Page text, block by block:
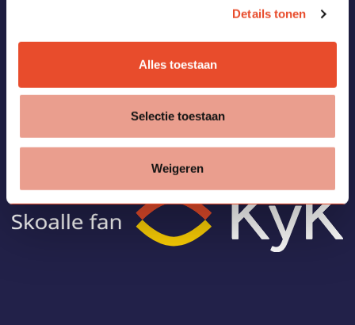
Details tonen
Alles toestaan
Selectie toestaan
Weigeren
8531 BW Lemmer